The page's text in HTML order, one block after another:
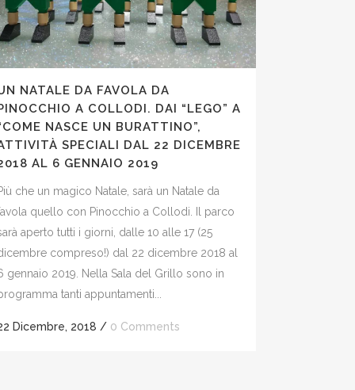
NATALE DA FAVOLA DA
A COLLODI. DAI “LEGO” A
NASCE UN BURATTINO”,
SPECIALI DAL 22 DICEMBRE
AL 6 GENNAIO 2019
che un magico Natale, sarà un Natale da
quello con Pinocchio a Collodi. Il parco
aperto tutti i giorni, dalle 10 alle 17 (25
compreso!) dal 22 dicembre 2018 al
gennaio 2019. Nella Sala del Grillo sono in
tanti appuntamenti...
Dicembre, 2018 / 0 Comments